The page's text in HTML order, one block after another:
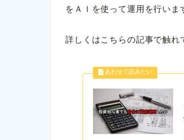
をＡＩを使って運用を行いま
詳しくはこちらの記事で触れ